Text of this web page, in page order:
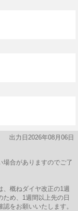
出力日2026年08月06日
合がありますのでご了
概ねダイヤ改正の1週
ため、1週間以上先の日
をお願いいたします。